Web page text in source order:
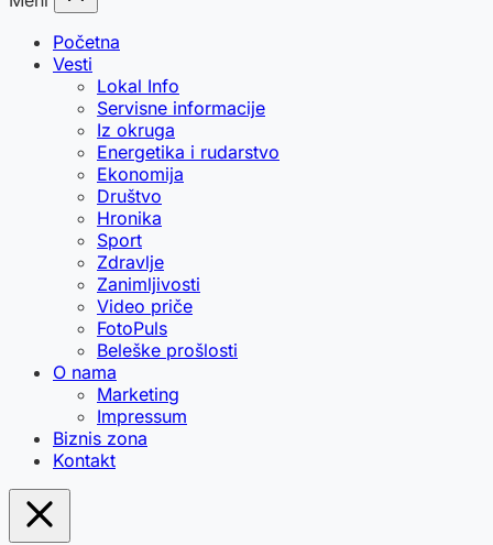
Početna
Vesti
Lokal Info
Servisne informacije
Iz okruga
Energetika i rudarstvo
Ekonomija
Društvo
Hronika
Sport
Zdravlje
Zanimljivosti
Video priče
FotoPuls
Beleške prošlosti
O nama
Marketing
Impressum
Biznis zona
Kontakt